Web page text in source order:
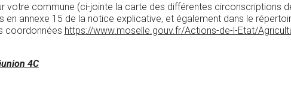
votre commune (ci-jointe la carte des différentes circonscriptions
en annexe 15 de la notice explicative, et également dans le
coordonnées https://www.moselle.gouv.fr/Actions-de-l-Etat/
4C